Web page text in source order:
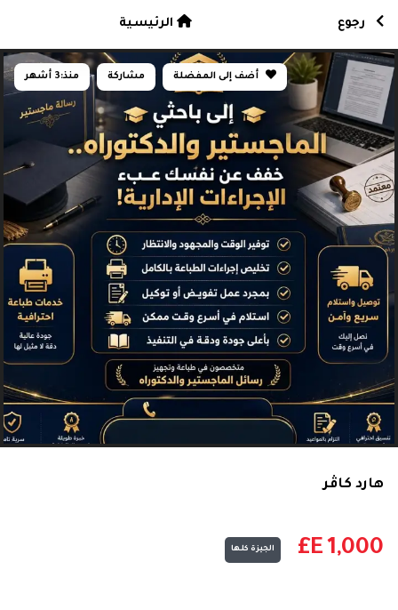
أضف إلى المفضلة مشاركة منذ:3 أشهر
هارد كاڤر
E£ 1,000 الجيزة كلها
رجوع الرئيسية